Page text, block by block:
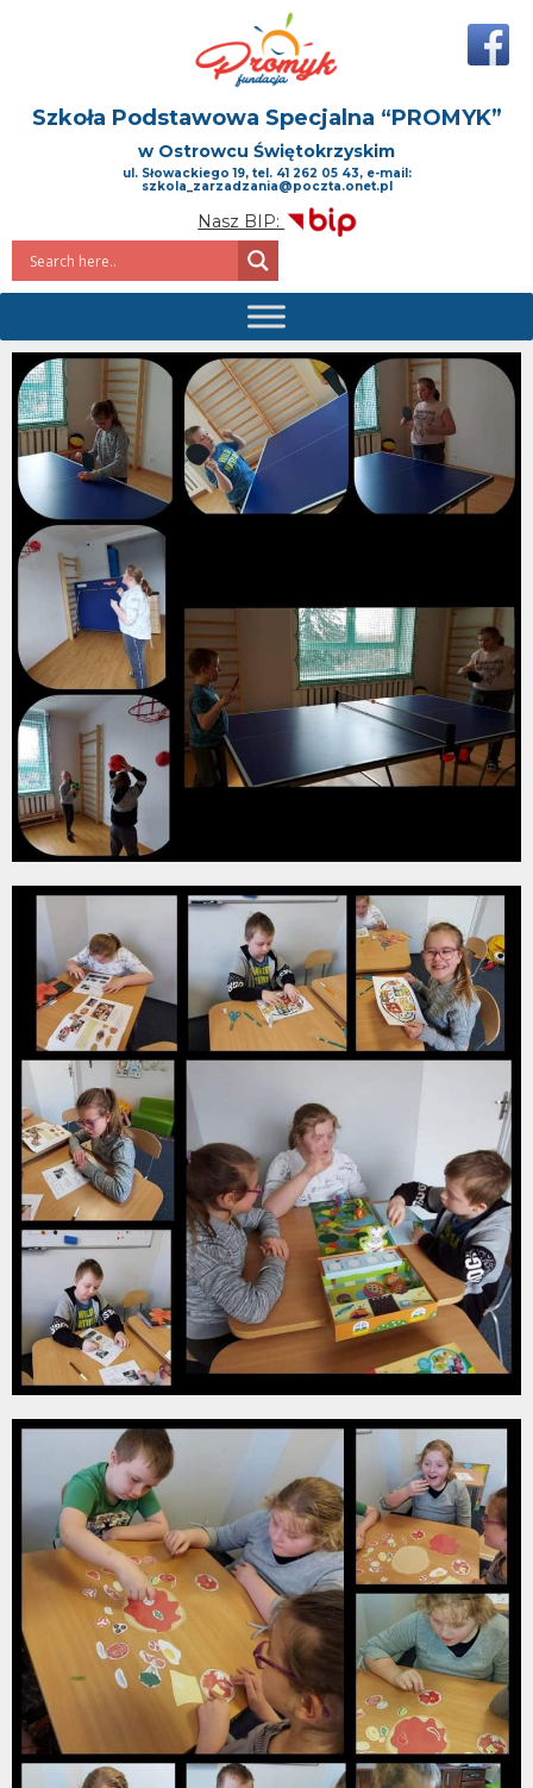
Szkoła Podstawowa Specjalna “PROMYK”
w Ostrowcu Świętokrzyskim
ul. Słowackiego 19, tel. 41 262 05 43, e-mail:
szkola_zarzadzania@poczta.onet.pl
Nasz BIP: